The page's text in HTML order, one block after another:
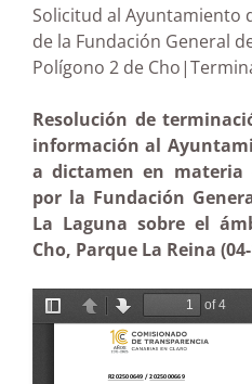
Solicitud al Ayuntamiento
de la Fundación General
Polígono 2 de
Resolución de
información al
a dictamen en materia
por la Fundación
La Laguna sobre el
Cho, Parque La Reina